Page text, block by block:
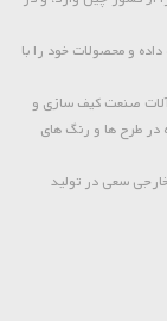
ادامه داده و محصولات خود را با
آلات صنعت کیف سازی و
در طرح ها و رنگ های
سعی در تولید